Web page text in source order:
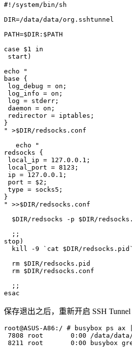
#!/system/bin/sh
DIR=/data/data/org.sshtunnel
PATH=$DIR:$PATH
case $1 in
start)
echo "
base {
log_debug = on;
log_info = on;
log = stderr;
daemon = on;
redirector = iptables;
}
" >$DIR/redsocks.conf
   echo "
redsocks {
local_ip = 127.0.0.1;
local_port = 8123;
ip = 127.0.0.1;
port = $2;
type = socks5;
}
" >>$DIR/redsocks.conf
$DIR/redsocks -p $DIR/
  ;;
stop)
  kill -9 `cat $DIR/redsocks.pid`
  rm $DIR/redsocks.pid
  rm $DIR/redsocks.conf
  ;;
保存退出之后，重新开启 SSH
root@ASUS-A86:/ # busybox ps
7808 root       0:00 /data/data/